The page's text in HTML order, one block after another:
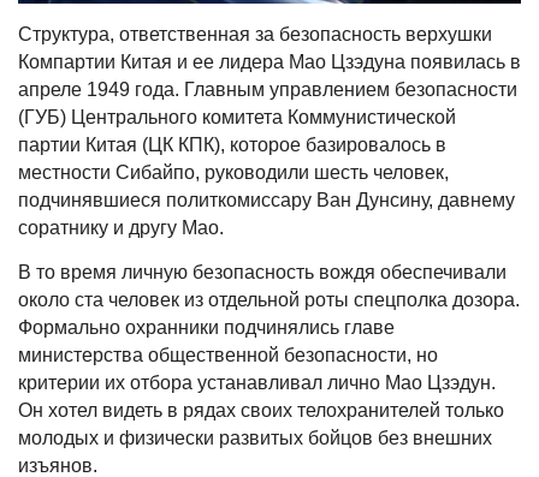
Структура, ответственная за безопасность верхушки
Компартии Китая и ее лидера Мао Цзэдуна появилась в
апреле 1949 года. Главным управлением безопасности
(ГУБ) Центрального комитета Коммунистической
партии Китая (ЦК КПК), которое базировалось в
местности Сибайпо, руководили шесть человек,
подчинявшиеся политкомиссару Ван Дунсину, давнему
соратнику и другу Мао.
В то время личную безопасность вождя обеспечивали
около ста человек из отдельной роты спецполка дозора.
Формально охранники подчинялись главе
министерства общественной безопасности, но
критерии их отбора устанавливал лично Мао Цзэдун.
Он хотел видеть в рядах своих телохранителей только
молодых и физически развитых бойцов без внешних
изъянов.